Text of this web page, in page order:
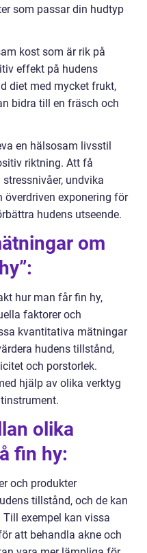
som passar din hudtyp
kost som är rik på
effekt på hudens
diet med mycket frukt,
bidra till en fräsch och
en hälsosam livsstil
riktning. Att få
undvika
exponering för
hudens utseende.
om
hur man får fin hy,
faktorer och
kvantitativa mätningar
hudens tillstånd,
och porstorlek.
hjälp av olika verktyg
olika
fin hy:
och produkter
tillstånd, och de kan
exempel kan vissa
att behandla akne och